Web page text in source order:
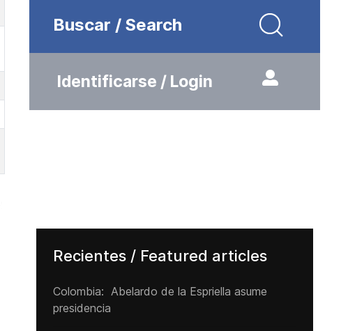
Buscar / Search
Identificarse / Login
Recientes / Featured articles
Colombia: Abelardo de la Espriella asume
presidencia